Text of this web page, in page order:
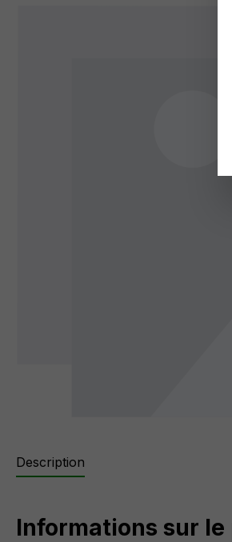
Description
Informations sur